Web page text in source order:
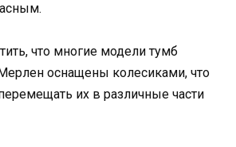
что многие модели тумб
оснащены колесиками, что
их в различные части